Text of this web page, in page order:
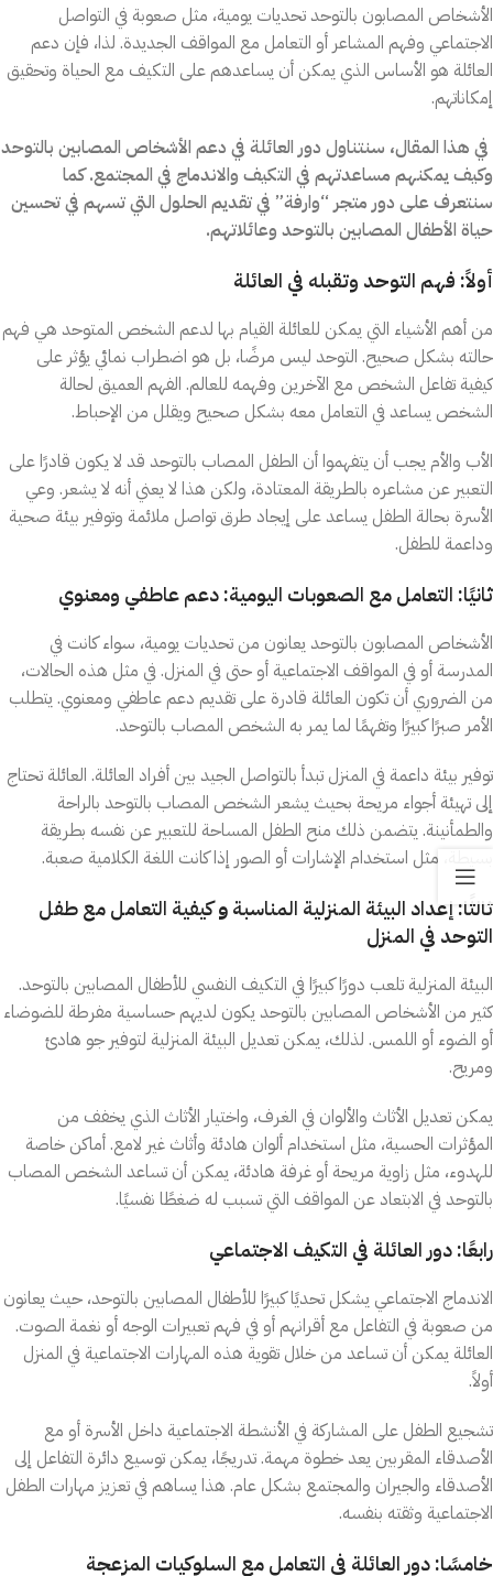
الأشخاص المصابون بالتوحد تحديات يومية، مثل صعوبة في التواصل
الاجتماعي وفهم المشاعر أو التعامل مع المواقف الجديدة. لذا، فإن دعم
العائلة هو الأساس الذي يمكن أن يساعدهم على التكيف مع الحياة وتحقيق
إمكاناتهم.
في هذا المقال، سنتناول دور العائلة في دعم الأشخاص المصابين بالتوحد
وكيف يمكنهم مساعدتهم في التكيف والاندماج في المجتمع. كما
سنتعرف على دور متجر “وارفة” في تقديم الحلول التي تسهم في تحسين
حياة الأطفال المصابين بالتوحد وعائلاتهم.
أولاً: فهم التوحد وتقبله في العائلة
من أهم الأشياء التي يمكن للعائلة القيام بها لدعم الشخص المتوحد هي فهم
حالته بشكل صحيح. التوحد ليس مرضًا، بل هو اضطراب نمائي يؤثر على
كيفية تفاعل الشخص مع الآخرين وفهمه للعالم. الفهم العميق لحالة
الشخص يساعد في التعامل معه بشكل صحيح ويقلل من الإحباط.
الأب والأم يجب أن يتفهموا أن الطفل المصاب بالتوحد قد لا يكون قادرًا على
التعبير عن مشاعره بالطريقة المعتادة، ولكن هذا لا يعني أنه لا يشعر. وعي
الأسرة بحالة الطفل يساعد على إيجاد طرق تواصل ملائمة وتوفير بيئة صحية
وداعمة للطفل.
ثانيًا: التعامل مع الصعوبات اليومية: دعم عاطفي ومعنوي
الأشخاص المصابون بالتوحد يعانون من تحديات يومية، سواء كانت في
المدرسة أو في المواقف الاجتماعية أو حتى في المنزل. في مثل هذه الحالات،
من الضروري أن تكون العائلة قادرة على تقديم دعم عاطفي ومعنوي. يتطلب
الأمر صبرًا كبيرًا وتفهمًا لما يمر به الشخص المصاب بالتوحد.
توفير بيئة داعمة في المنزل تبدأ بالتواصل الجيد بين أفراد العائلة. العائلة تحتاج
إلى تهيئة أجواء مريحة بحيث يشعر الشخص المصاب بالتوحد بالراحة
والطمأنينة. يتضمن ذلك منح الطفل المساحة للتعبير عن نفسه بطريقة
بسيطة، مثل استخدام الإشارات أو الصور إذا كانت اللغة الكلامية صعبة.
ثالثًا: إعداد البيئة المنزلية المناسبةوكيفية التعامل مع طفل
التوحد في المنزل
البيئة المنزلية تلعب دورًا كبيرًا في التكيف النفسي للأطفال المصابين بالتوحد.
كثير من الأشخاص المصابين بالتوحد يكون لديهم حساسية مفرطة للضوضاء
أو الضوء أو اللمس. لذلك، يمكن تعديل البيئة المنزلية لتوفير جو هادئ
ومريح.
يمكن تعديل الأثاث والألوان في الغرف، واختيار الأثاث الذي يخفف من
المؤثرات الحسية، مثل استخدام ألوان هادئة وأثاث غير لامع. أماكن خاصة
للهدوء، مثل زاوية مريحة أو غرفة هادئة، يمكن أن تساعد الشخص المصاب
بالتوحد في الابتعاد عن المواقف التي تسبب له ضغطًا نفسيًا.
رابعًا: دور العائلة في التكيف الاجتماعي
الاندماج الاجتماعي يشكل تحديًا كبيرًا للأطفال المصابين بالتوحد، حيث يعانون
من صعوبة في التفاعل مع أقرانهم أو في فهم تعبيرات الوجه أو نغمة الصوت.
العائلة يمكن أن تساعد من خلال تقوية هذه المهارات الاجتماعية في المنزل
أولاً.
تشجيع الطفل على المشاركة في الأنشطة الاجتماعية داخل الأسرة أو مع
الأصدقاء المقربين يعد خطوة مهمة. تدريجًا، يمكن توسيع دائرة التفاعل إلى
الأصدقاء والجيران والمجتمع بشكل عام. هذا يساهم في تعزيز مهارات الطفل
الاجتماعية وثقته بنفسه.
خامسًا: دور العائلة في التعامل مع السلوكيات المزعجة